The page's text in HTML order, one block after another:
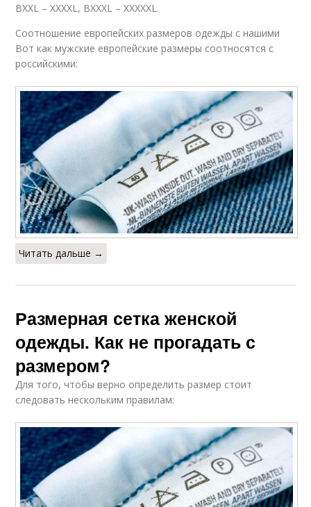
BXXL – XXXXL, BXXXL – XXXXXL.
Соотношение европейских размеров одежды с нашими
Вот как мужские европейские размеры соотносятся с
российскими:
Читать дальше →
Размерная сетка женской
одежды. Как не прогадать с
размером?
Для того, чтобы верно определить размер стоит
следовать нескольким правилам: